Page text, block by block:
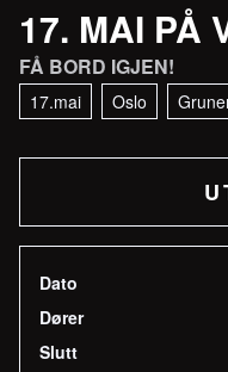
17. MAI PÅ
FÅ BORD IGJEN!
17.mai Oslo
Dato
Dører
Slutt